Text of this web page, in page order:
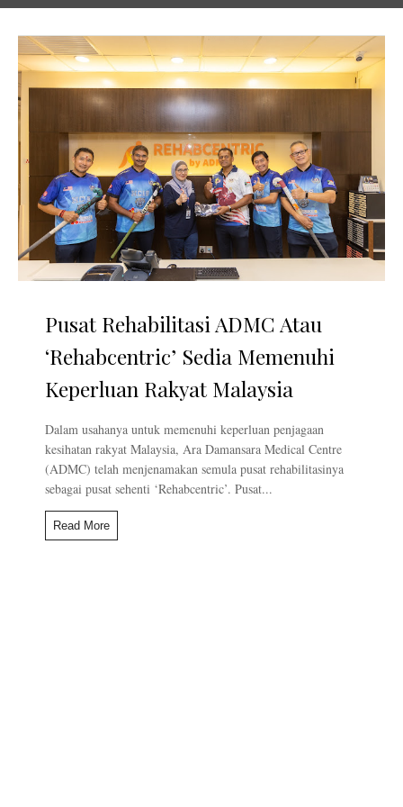
Pusat Rehabilitasi ADMC Atau
‘Rehabcentric’ Sedia Memenuhi
Keperluan Rakyat Malaysia
Dalam usahanya untuk memenuhi keperluan penjagaan
kesihatan rakyat Malaysia, Ara Damansara Medical Centre
(ADMC) telah menjenamakan semula pusat rehabilitasinya
sebagai pusat sehenti ‘Rehabcentric’. Pusat...
Read More